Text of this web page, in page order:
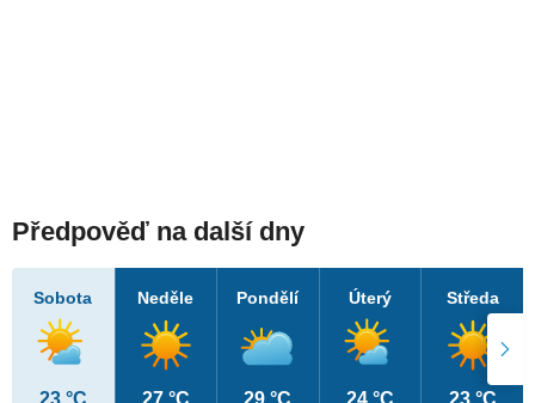
Předpověď na další dny
Sobota Neděle Pondělí Úterý Středa